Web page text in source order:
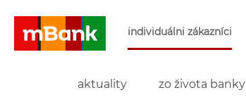
individuálni zákazníci
aktuality zo života banky